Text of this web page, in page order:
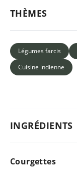
THÈMES
Légumes farcis
Cuisine indienne
INGRÉDIENTS
Courgettes